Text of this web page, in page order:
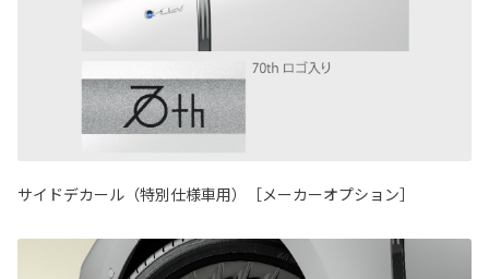
サイドデカール（特別仕様車用）［メーカーオプション］